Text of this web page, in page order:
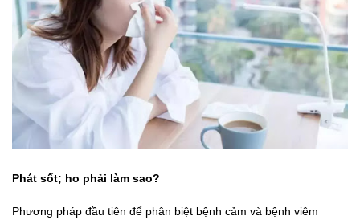
Phát sốt; ho phải làm sao?
Phương pháp đầu tiên để phân biệt bệnh cảm và bệnh viêm